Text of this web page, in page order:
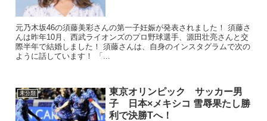
元乃木坂46の須藤美彩さんの第一子妊娠が発表されました！ 須藤さ
んは昨年10月、西武ライオンズのプロ野球選手、源田壮亮さんと交
際半年で結婚しました！ 須藤さんは、自身のインスタグラムで次の
ように話しています！ 「...
未分類
東京オリンピック サッカー男
子 日本×メキシコ 雪辱果たし勝
利で決勝Tへ！